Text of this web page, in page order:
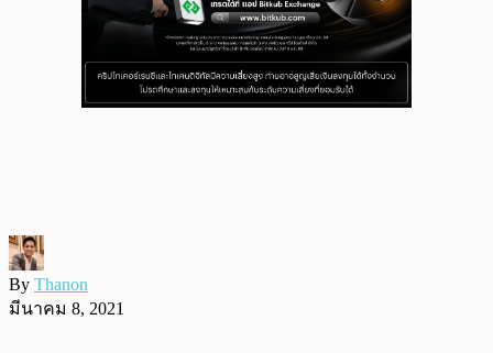
By Thanon
มีนาคม 8, 2021